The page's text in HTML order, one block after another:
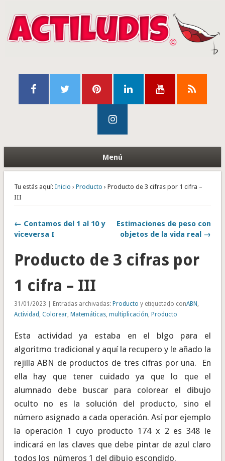
Menú
Tu estás aquí: Inicio › Producto › Producto de 3 cifras por 1 cifra –
III
← Contamos del 1 al 10 y
viceversa I
Estimaciones de peso con
objetos de la vida real →
Producto de 3 cifras por
1 cifra – III
31/01/2023 | Entradas archivadas: Producto y etiquetado conABN ,
Actividad , Colorear, Matemáticas, multiplicación, Producto
Esta actividad ya estaba en el blgo para el
algoritmo tradicional y aquí la recupero y le añado la
rejilla ABN de productos de tres cifras por una. En
ella hay que tener cuidado ya que lo que el
alumnado debe buscar para colorear el dibujo
oculto no es la solución del producto, sino el
número asignado a cada operación. Así por ejemplo
la operación 1 cuyo producto 174 x 2 es 348 le
indicará en las claves que debe pintar de azul claro
todos los números 1 del dibujo escondido.